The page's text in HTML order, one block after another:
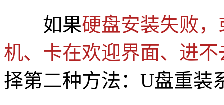
如果硬盘安装失败
机、卡在欢迎界面、进
择第二种方法：U盘重装